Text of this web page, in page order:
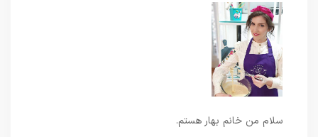
سلام من خانم بهار هستم.